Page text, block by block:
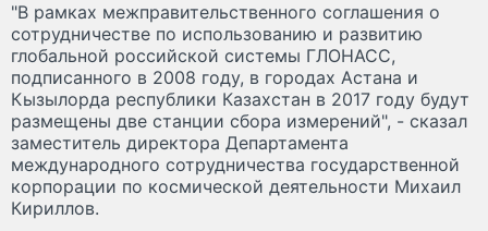
"В рамках межправительственного соглашения о
сотрудничестве по использованию и развитию
глобальной российской системы ГЛОНАСС,
подписанного в 2008 году, в городах Астана и
Кызылорда республики Казахстан в 2017 году будут
размещены две станции сбора измерений", - сказал
заместитель директора Департамента
международного сотрудничества государственной
корпорации по космической деятельности Михаил
Кириллов.